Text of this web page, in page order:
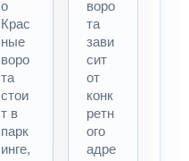
о
Крас
ные
воро
та
стои
т в
парк
инге,
воро
та
зави
сит
от
конк
ретн
ого
адре